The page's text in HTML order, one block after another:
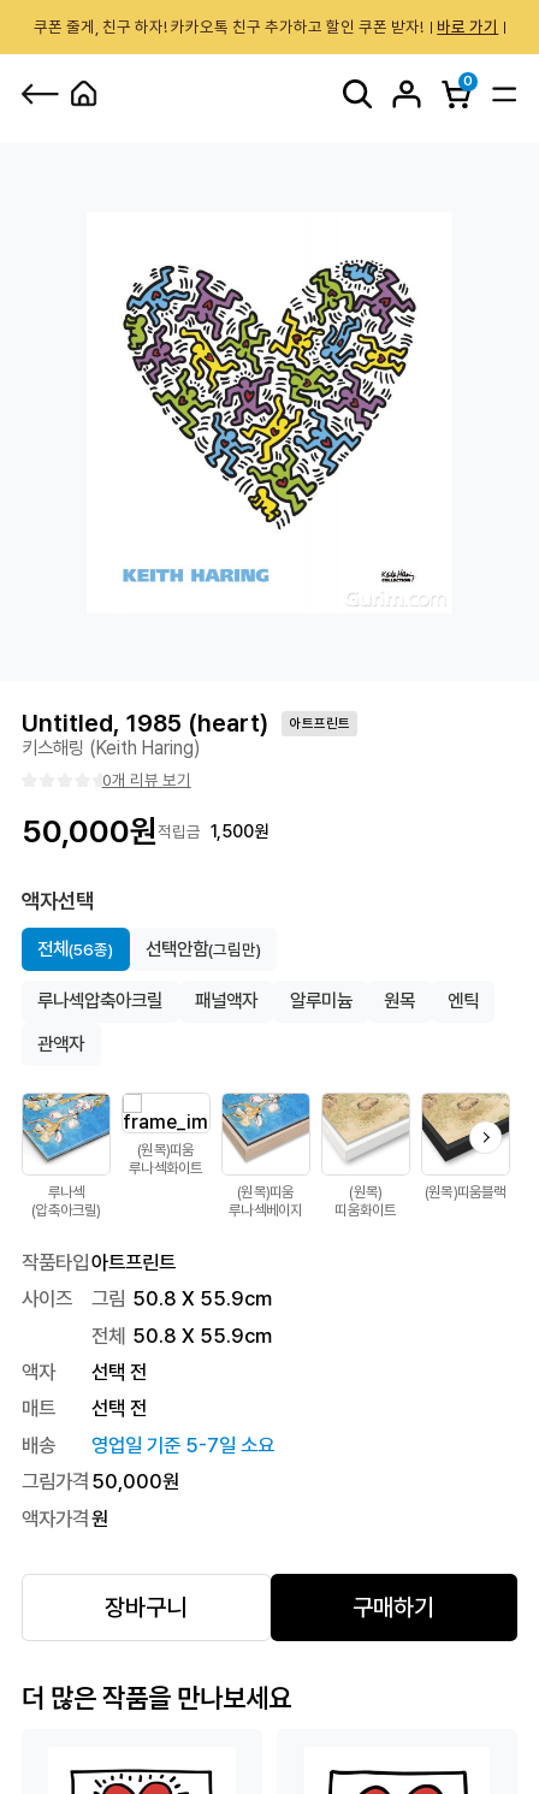
쿠폰 줄게, 친구 하자! 카카오톡 친구 추가하고 할인 쿠폰 받자! 바로 가기
0
Untitled, 1985 (heart) 아트프린트
키스해링 (Keith Haring)
0개 리뷰 보기
50,000원적립금 1,500원
액자선택
전체(56종) 선택안함(그림만)
루나섹압축아크릴 패널액자 알루미늄 원목
엔틱
관액자
루나섹
(압축아크릴)
(원목)띠움
루나섹화이트
(원목)띠움
루나섹베이지
(원목)
띠움화이트
(원목)띠움블랙
작품타입아트프린트
사이즈
그림 50.8 X 55.9cm
전체 50.8 X 55.9cm
액자
선택 전
매트
선택 전
배송
영업일 기준 5-7일 소요
그림가격 50,000원
액자가격원
장바구니 구매하기
더 많은 작품을 만나보세요